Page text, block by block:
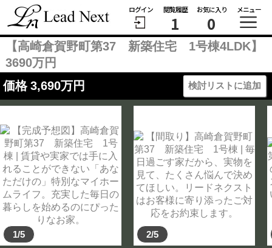
ログイン 閲覧履歴
1
お気に入り
0
メニュー
【高崎倉賀野町第37 新築住宅 1号棟4LDK】
3690万円
価格 3,690万円 検討リストに追加
1/5 2/5